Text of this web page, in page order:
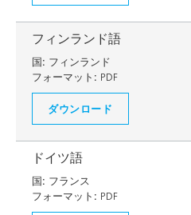
フィンランド語
国: フィンランド
フォーマット: PDF
ダウンロード
ドイツ語
国: フランス
フォーマット: PDF